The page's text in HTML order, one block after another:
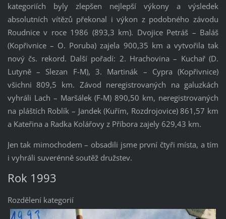
kategoriích byly zlepšen nejlepší výkony a výsledek
absolutních vítězů překonal i výkon z podobného závodu
Roudnice v roce 1986 (893,3 km). Dvojice Petráš – Baláš
(Kopřivnice – O. Poruba) zajela 900,35 km a vytvořila tak
nový čs. rekord. Další pořadí: 2. Hrachovina – Kuchař (D.
Lutyně – Slezan F-M), 3. Martinák – Cypra (Kopřivnice)
všichni 809,5 km. Závod neregistrovaných na galuzkách
vyhráli Lach – Maršálek (F-M) 890,50 km, neregistrovaných
na pláštích Roblík – Jandek (Kuřím, Rozdrojovice) 861,57 km
a Kateřina a Radka Kolářovy z Příbora zajely 629,43 km.
Jen tak mimochodem – obsadili jsme první čtyři místa, a tím
i vyhráli suverénně soutěž družstev.
Rok 1993
Rozdělení kategorií